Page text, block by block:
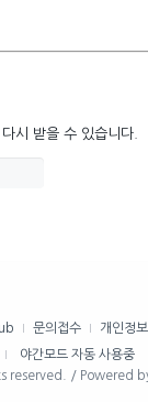
시 받을 수 있습니다.
문의접수 개인정
야간모드 자동 사용중
reserved. / Powered